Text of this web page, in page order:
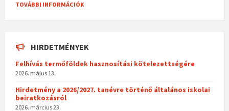
TOVÁBBI INFORMÁCIÓK
HIRDETMÉNYEK
Felhívás termőföldek hasznosítási kötelezettségére
2026. május 13.
Hirdetmény a 2026/2027. tanévre történő általános iskolai
beiratkozásról
2026. március 23.